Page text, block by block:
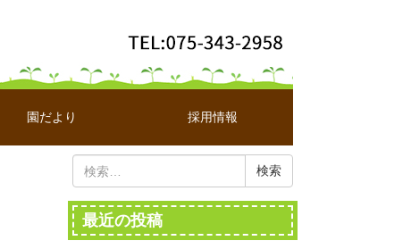
園だより 採用情報
最近の投稿